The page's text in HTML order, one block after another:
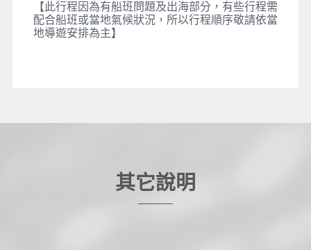
【此行程因為有船班問題及出海部分，有些行程需
配合船班或當地氣候狀況，所以行程順序敬請依當
地導遊安排為主】
其它說明